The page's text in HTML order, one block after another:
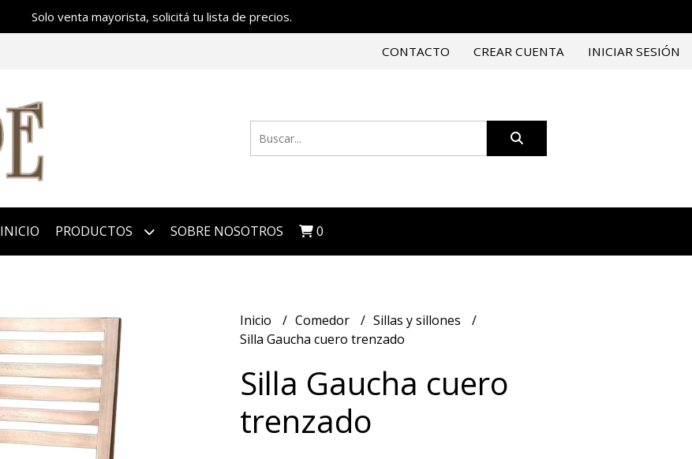
Solo venta mayorista, solicitá tu lista de precios.
CONTACTO CREAR CUENTA INICIAR SESIÓN
INICIO PRODUCTOS SOBRE NOSOTROS 0
Inicio Comedor
Sillas y sillones
Silla Gaucha cuero trenzado
Silla Gaucha cuero
trenzado